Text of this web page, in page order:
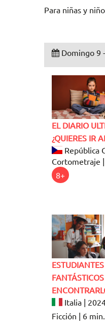
Para niñas y
Domingo 9
EL DIARIO
¿QUIERES IR
República
Cortometraje
8+
Italia |
Ficción | 6